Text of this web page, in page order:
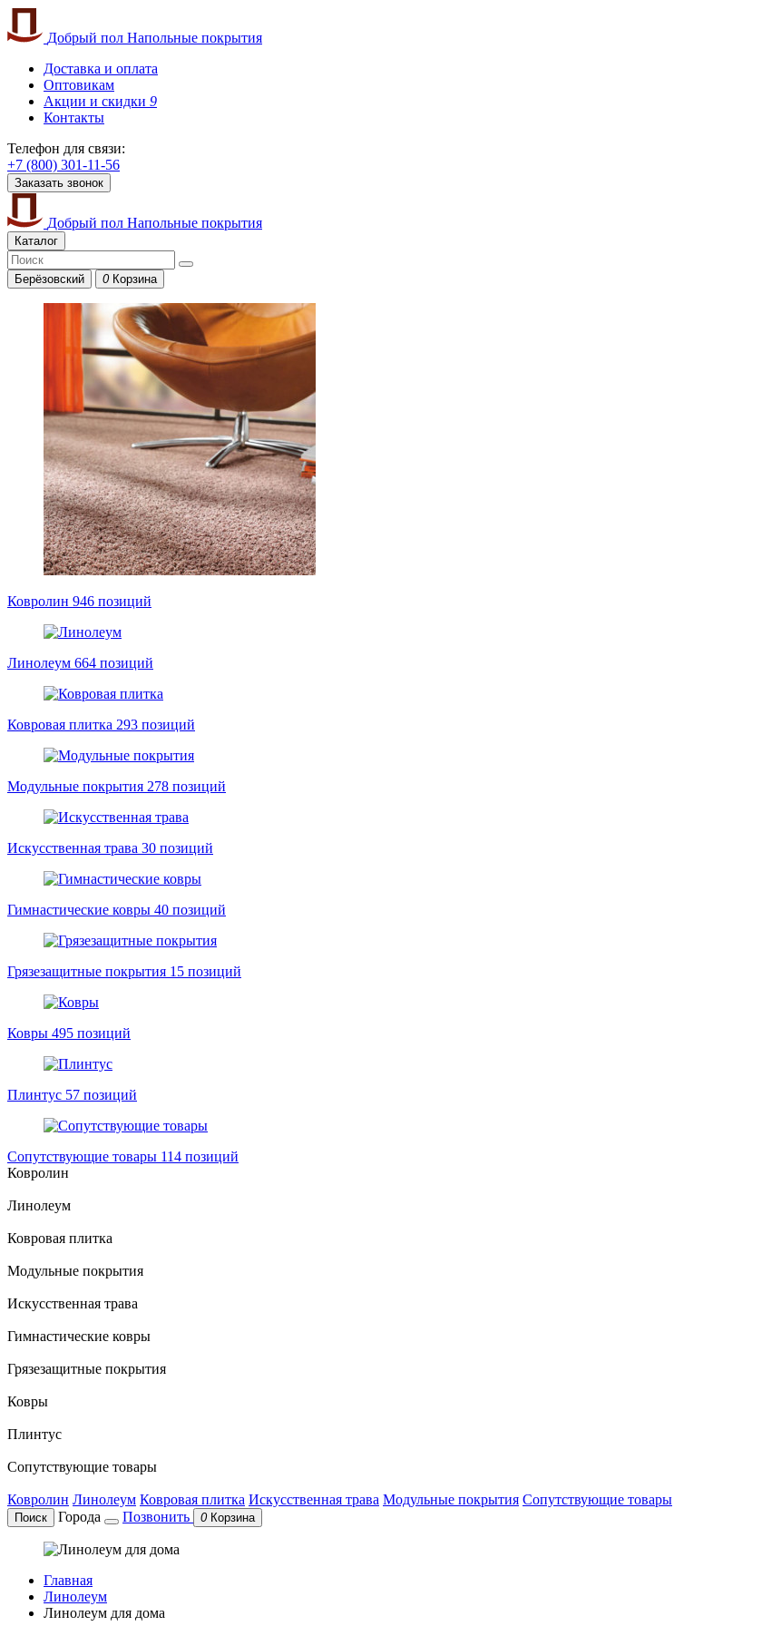
Добрый пол Напольные покрытия
Доставка и оплата
Оптовикам
Акции и скидки 9
Контакты
Телефон для связи:
+7 (800) 301-11-56
Заказать звонок
Добрый пол Напольные покрытия
Каталог
Берёзовский 0 Корзина
Ковролин 946 позиций
Линолеум 664 позиций
Ковровая плитка 293 позиций
Модульные покрытия 278 позиций
Искусственная трава 30 позиций
Гимнастические ковры 40 позиций
Грязезащитные покрытия 15 позиций
Ковры 495 позиций
Плинтус 57 позиций
Сопутствующие товары 114 позиций
Ковролин
Линолеум
Ковровая плитка
Модульные покрытия
Искусственная трава
Гимнастические ковры
Грязезащитные покрытия
Ковры
Плинтус
Сопутствующие товары
Ковролин Линолеум Ковровая плитка Искусственная трава Модульные покрытия Сопутствующие товары
Поиск Города Позвонить 0 Корзина
Главная
Линолеум
Линолеум для дома